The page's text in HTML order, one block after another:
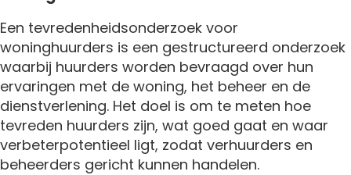
Een tevredenheidsonderzoek voor
woninghuurders is een gestructureerd onderzoek
waarbij huurders worden bevraagd over hun
ervaringen met de woning, het beheer en de
dienstverlening. Het doel is om te meten hoe
tevreden huurders zijn, wat goed gaat en waar
verbeterpotentieel ligt, zodat verhuurders en
beheerders gericht kunnen handelen.